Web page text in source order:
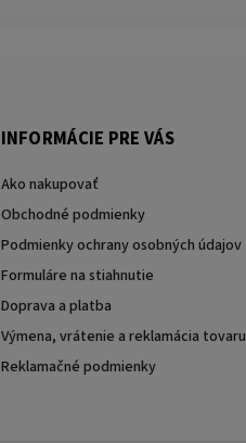
INFORMÁCIE PRE VÁS
Ako nakupovať
Obchodné podmienky
Podmienky ochrany osobných údajov
Formuláre na stiahnutie
Doprava a platba
Výmena, vrátenie a reklamácia tovaru
Reklamačné podmienky